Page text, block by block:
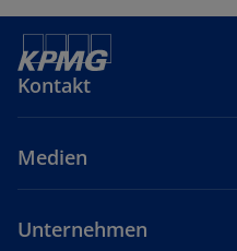
Kontakt
Medien
Unternehmen